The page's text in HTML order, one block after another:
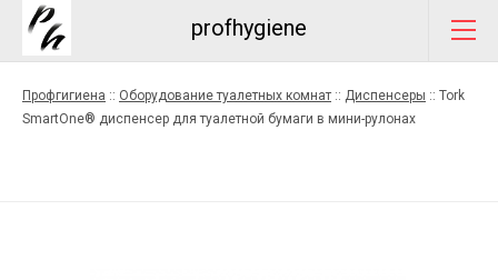
profhygiene
Профгигиена :: Оборудование туалетных комнат :: Диспенсеры :: Tork
SmartOne® диспенсер для туалетной бумаги в мини-рулонах